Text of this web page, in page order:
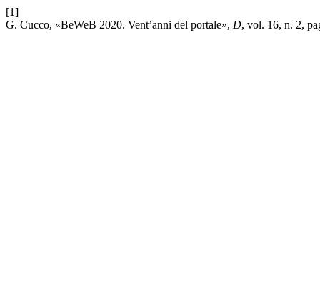
[1]
G. Cucco, «BeWeB 2020. Vent’anni del portale», D, vol. 16, n. 2,